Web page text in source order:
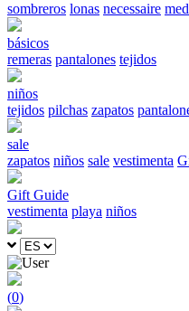
sombreros lonas necessaire
básicos
remeras pantalones tejidos
niños
tejidos pilchas zapatos
sale
zapatos niños sale vestimenta
Gift Guide
vestimenta playa niños
(0)